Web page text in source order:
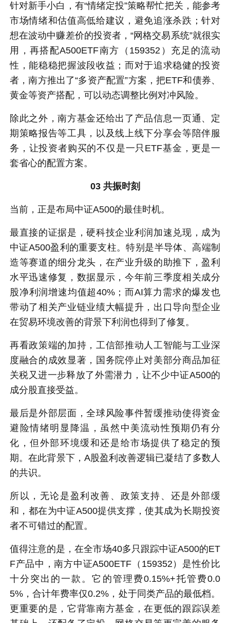
针对新手小白，有“情绪定投”策略帮忙把关，能参考
市场情绪和估值高低给建议，避免追涨杀跌；针对
想在波动中赚差价的投资者，“网格交易系统”就很实
用，再搭配A500ETF南方（159352）充足的流动
性，能稳稳把握波段收益；而对于追求稳健的投资
者，南方推出了“多资产配置”方案，把ETF和债券、
黄金等资产搭配，可以动态调整比例对冲风险。
除此之外，南方基金还给出了产品信息一页通、定
期策略报告等工具，以及线上线下分享会等陪伴服
务，让投资者购买的不仅是一只ETF基金，更是一
套省心的配置方案。
03 共振时刻
当前，正是布局中证A500的最佳时机。
最直接的证据是，硬科技企业利润加速兑现，成为
中证A500盈利的重要支柱。特别是半导体、高端制
造等赛道的细分龙头，在产业升级的助推下，盈利
水平迅速修复，数据显示，今年前三季度相关成分
股净利润增速均值超40%；而AI算力需求的爆发也
带动了相关产业链业绩大幅提升，出口导向型企业
在贸易环境改善的背景下利润也得到了修复。
再看政策端的加持，工信部推动人工智能与工业深
度融合的成效显著，国务院停止对美部分商品加征
关税又进一步释放了外需潜力，让不少中证A500的
成分股直接受益。
最后是外部层面，全球风险事件暂缓推动使得资金
避险情绪明显降温，虽然中美流动性预期仍有分
化，但外部环境缓和还是给市场提供了稳定的预
期。在此背景下，A股盈利改善逻辑已凝结了多数人
的共识。
所以，无论是盈利改善、政策支持、还是外部缓
和，都在为中证A500提供支撑，使其成为长期投资
者不可错过的配置。
值得注意的是，在全市场40多只跟踪中证A500的ET
F产品中，南方中证A500ETF（159352）是性价比
十分突出的一款。它的管理费0.15%+托管费0.0
5%，合计年费率仅0.2%，处于同类产品的最低档。
更重要的是，它背靠南方基金，在更低的跟踪误差